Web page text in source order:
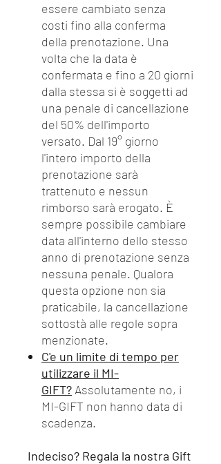
essere cambiato senza
costi fino alla conferma
della prenotazione. Una
volta che la data è
confermata e fino a 20 giorni
dalla stessa si è soggetti ad
una penale di cancellazione
del 50% dell'importo
versato. Dal 19° giorno
l'intero importo della
prenotazione sarà
trattenuto e nessun
rimborso sarà erogato. È
sempre possibile cambiare
data all'interno dello stesso
anno di prenotazione senza
nessuna penale. Qualora
questa opzione non sia
praticabile, la cancellazione
sottostà alle regole sopra
menzionate.
C'e un limite di tempo per
utilizzare il MI-
GIFT? Assolutamente no, i
MI-GIFT non hanno data di
scadenza.
Indeciso? Regala la nostra Gift